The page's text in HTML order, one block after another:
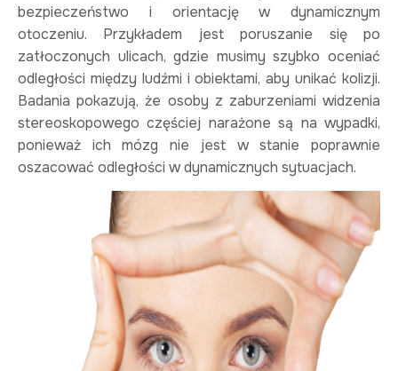
bezpieczeństwo i orientację w dynamicznym
otoczeniu. Przykładem jest poruszanie się po
zatłoczonych ulicach, gdzie musimy szybko oceniać
odległości między ludźmi i obiektami, aby unikać kolizji.
Badania pokazują, że osoby z zaburzeniami widzenia
stereoskopowego częściej narażone są na wypadki,
ponieważ ich mózg nie jest w stanie poprawnie
oszacować odległości w dynamicznych sytuacjach.